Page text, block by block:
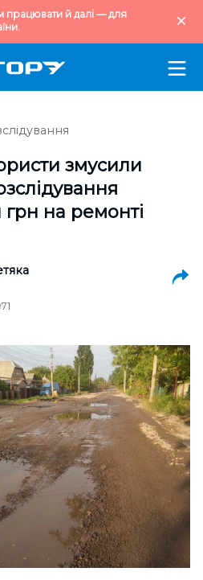
працювати й далі — для
змусили
на ремонті